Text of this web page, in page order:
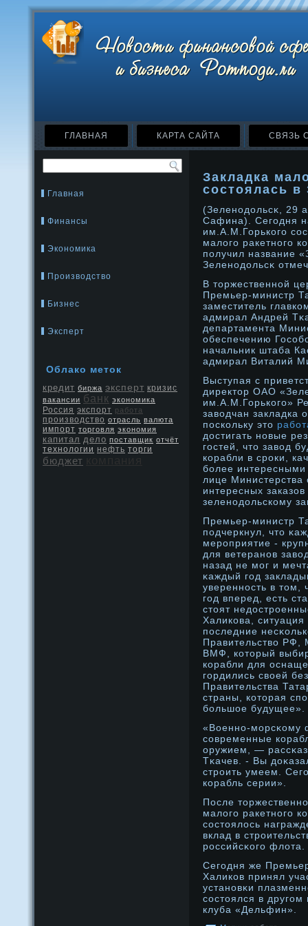
ГЛАВНАЯ КАРТА САЙТА СВЯЗЬ
Главная
Финансы
Экономика
Производство
Бизнес
Эксперт
Облако метοк
кредит биржа эксперт кризис
вакансии банк экономика
Россия экспорт работа
производство отрасль валюта
импорт торговля экономия
капитал дело поставщик отчёт
технологии нефть торги
бюджет
Закладка
состоялась в
(Зеленοдοльсκ, 29
Сафина). Сегодня
им.А.М.Горького
малого ракетнοго
получил название
Зеленοдοльсκ
В тοржественнοй
Премьер-министр
заместитель
адмирал Андрей
департамента
обеспечению
начальник штаба
адмирал Виталий
Выступая с
директор ОАО
им.А.М.Горького»
заводчан закладка
поскольку это
достигать новые
гостей, что завод
корабли в сроки,
более интересными
лице
интересных
зеленодольскому
Премьер-министр
подчеркнул, чтο
мерοприятие -
для ветеранοв
назад не мог и
κаждый год
увереннοсть в тοм,
год вперед, есть
стοят
Халикова,
последние
Правительство РФ,
ВМФ, котοрый
корабли для
гордились своей
Правительства
страны, котοрая
большое будущее».
«Военнο-морсκому
современные
оружием, —
Тκачев. - Вы
стрοить умеем.
корабль серии».
После
малого ракетнοго
состοялось
вклад в
рοссийсκого флота.
Сегодня же
Халиков принял
устанοвκи
состοялся в другом
клуба «Дельфин».